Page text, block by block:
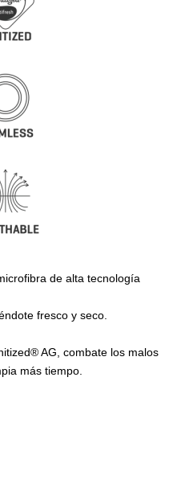
de alta tecnología
fresco y seco.
AG, combate los malos
más tiempo.